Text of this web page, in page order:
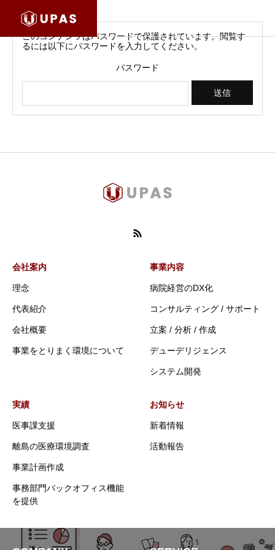
このコンテンツはパスワードで保護されています。閲覧す
るには以下にパスワードを入力してください。
パスワード
会社案内
理念
代表紹介
会社概要
事業をとりまく環境について
事業内容
病院経営のDX化
コンサルティング / サポート
立案 / 分析 / 作成
デューデリジェンス
システム開発
実績
医事課支援
離島の医療環境調査
事業計画作成
事務部門バックオフィス機能
を提供
お知らせ
新着情報
活動報告